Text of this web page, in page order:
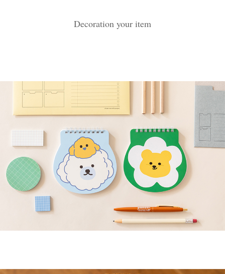
Decoration your item